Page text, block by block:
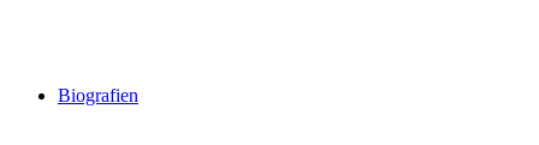
Biografien